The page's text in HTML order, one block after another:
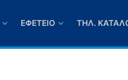
ΕΦΕΤΕΊΟ ΤΗΛ.